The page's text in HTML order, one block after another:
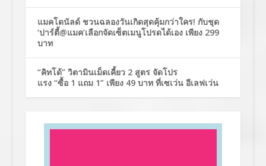
แมคโดนัลด์ ชวนฉลองวันเกิดสุดคุ้มกว่าใคร! กับชุด
‘ปาร์ตี้@แมค’เลือกจัดเซ็ตเมนูโปรดได้เอง เพียง 299
บาท
“คิทโด้” วิตามินเม็ดเคี้ยว 2 สูตร จัดโปร
แรง “ซื้อ 1 แถม 1” เพียง 49 บาท ที่เซเว่น อีเลฟเว่น